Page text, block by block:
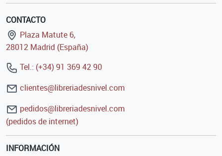
CONTACTO
Plaza Matute 6,
28012 Madrid (España)
Tel.: (+34) 91 369 42 90
clientes@libreriadesnivel.com
pedidos@libreriadesnivel.com
(pedidos de internet)
INFORMACIÓN